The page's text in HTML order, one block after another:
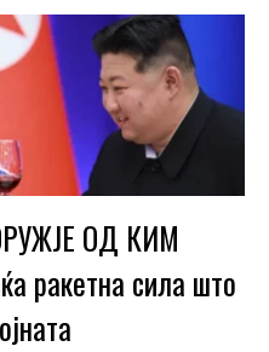
ОД КИМ
ракетна сила што